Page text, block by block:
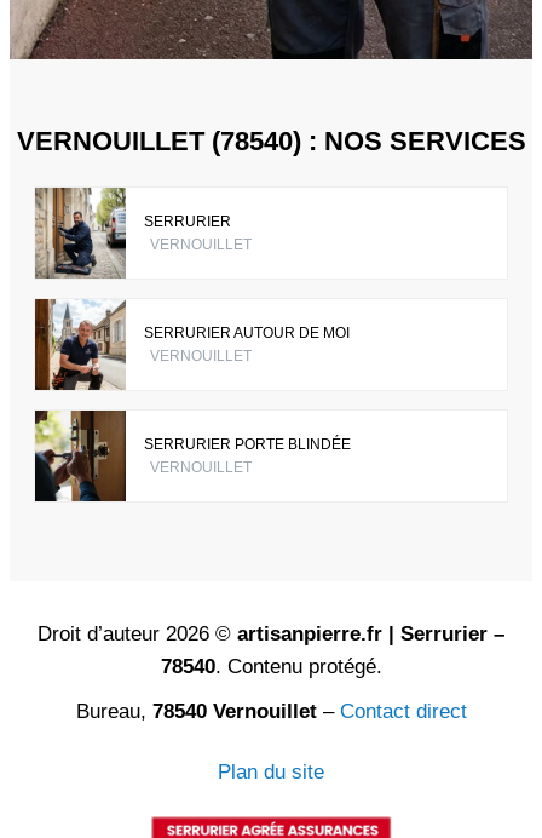
VERNOUILLET (78540) : NOS SERVICES
SERRURIER
VERNOUILLET
SERRURIER AUTOUR DE MOI
VERNOUILLET
SERRURIER PORTE BLINDÉE
VERNOUILLET
Droit d’auteur 2026 © artisanpierre.fr | Serrurier –
78540. Contenu protégé.
Bureau, 78540 Vernouillet– Contact direct
Plan du site